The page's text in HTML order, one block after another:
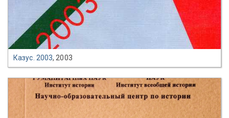
Казус. 2003, 2003